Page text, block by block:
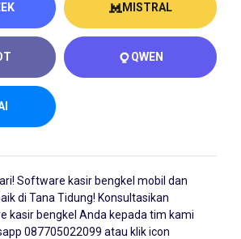
MISTRAL
QWEN
Software kasir bengkel mobil dan
di Tana Tidung! Konsultasikan
kasir bengkel Anda kepada tim kami
087705022099 atau klik icon